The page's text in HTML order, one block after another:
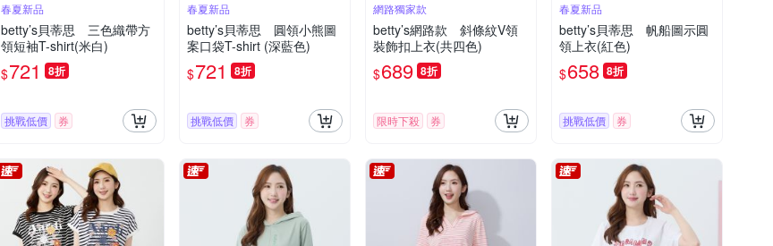
春夏新品
betty’s貝蒂思 三色織帶方
領短袖T-shirt(米白)
$721 8折
挑戰低價 券
春夏新品
betty’s貝蒂思 圓領小熊圖
案口袋T-shirt (深藍色)
$721 8折
挑戰低價 券
網路獨家款
betty’s網路款 斜條紋V領
裝飾扣上衣(共四色)
$689 8折
限時下殺 券
春夏新品
betty’s貝蒂思 帆船圖示圓
領上衣(紅色)
$658 8折
挑戰低價 券